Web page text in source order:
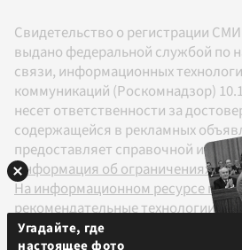
Свидетельство о регистрации
выдано федеральной службой по
связи, информационных
коммуникаций (Роскомнадзор)
несет ответственности за
содержащейся в рекламных
предоставляет справочной
Информация об ограничениях
На информационном ресурсе
рекомендательные технологии в
Правилами
Угадайте, где
настоящее фото